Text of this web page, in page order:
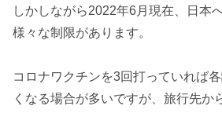
しかしながら2022年6月現在、日本
様々な制限があります。
コロナワクチンを3回打っていれば
くなる場合が多いですが、旅行先か